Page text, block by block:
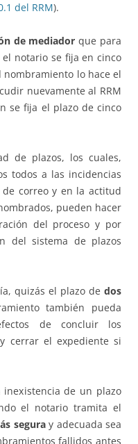
del RRM).
de mediador que para
notario se fija en cinco
nombramiento lo hace el
nuevamente al RRM
se fija el plazo de cinco
de plazos, los cuales,
todos a las incidencias
correo y en la actitud
pueden hacer
del proceso y por
del sistema de plazos
quizás el plazo de dos
también pueda
de concluir los
cerrar el expediente si
de un plazo
el notario tramita el
seguray adecuada sea
fallidos antes